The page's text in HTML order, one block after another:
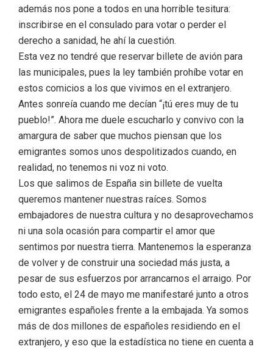
además nos pone a todos en una horrible tesitura:
inscribirse en el consulado para votar o perder el
derecho a sanidad, he ahí la cuestión.
Esta vez no tendré que reservar billete de avión para
las municipales, pues la ley también prohíbe votar en
estos comicios a los que vivimos en el extranjero.
Antes sonreía cuando me decían “¡tú eres muy de tu
pueblo!”. Ahora me duele escucharlo y convivo con la
amargura de saber que muchos piensan que los
emigrantes somos unos despolitizados cuando, en
realidad, no tenemos ni voz ni voto.
Los que salimos de España sin billete de vuelta
queremos mantener nuestras raíces. Somos
embajadores de nuestra cultura y no desaprovechamos
ni una sola ocasión para compartir el amor que
sentimos por nuestra tierra. Mantenemos la esperanza
de volver y de construir una sociedad más justa, a
pesar de sus esfuerzos por arrancarnos el arraigo. Por
todo esto, el 24 de mayo me manifestaré junto a otros
emigrantes españoles frente a la embajada. Ya somos
más de dos millones de españoles residiendo en el
extranjero, y eso que la estadística no tiene en cuenta a